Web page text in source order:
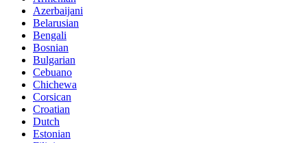
Azerbaijani
Belarusian
Bengali
Bosnian
Bulgarian
Cebuano
Chichewa
Corsican
Croatian
Dutch
Estonian